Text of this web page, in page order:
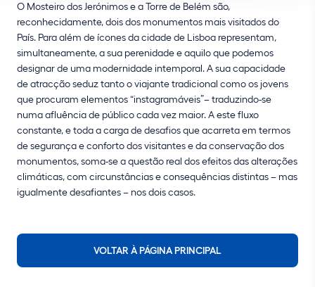
O Mosteiro dos Jerónimos e a Torre de Belém são,
reconhecidamente, dois dos monumentos mais visitados do
País. Para além de ícones da cidade de Lisboa representam,
simultaneamente, a sua perenidade e aquilo que podemos
designar de uma modernidade intemporal. A sua capacidade
de atracção seduz tanto o viajante tradicional como os jovens
que procuram elementos “instagramáveis”– traduzindo-se
numa afluência de público cada vez maior. A este fluxo
constante, e toda a carga de desafios que acarreta em termos
de segurança e conforto dos visitantes e da conservação dos
monumentos, soma-se a questão real dos efeitos das alterações
climáticas, com circunstâncias e consequências distintas – mas
igualmente desafiantes – nos dois casos.
VOLTAR À PÁGINA PRINCIPAL